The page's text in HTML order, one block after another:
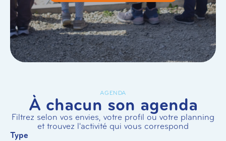
AGENDA
À chacun son agenda
Filtrez selon vos envies, votre profil ou votre planning
et trouvez l'activité qui vous correspond
Type